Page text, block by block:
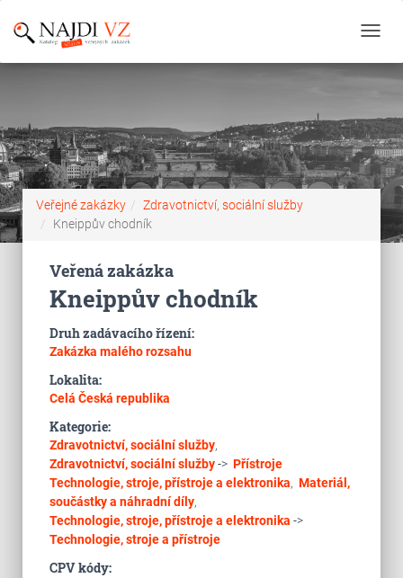
Veřejné zakázky
Zdravotnictví, sociální služby
Kneippův chodník
Veřená zakázka
Kneippův chodník
Druh zadávacího řízení:
Zakázka malého rozsahu
Lokalita:
Celá Česká republika
Kategorie:
Zdravotnictví, sociální služby,
Zdravotnictví, sociální služby-> Přístroje
Technologie, stroje, přístroje a elektronika, Materiál,
součástky a náhradní díly,
Technologie, stroje, přístroje a elektronika ->
Technologie, stroje a přístroje
CPV kódy: